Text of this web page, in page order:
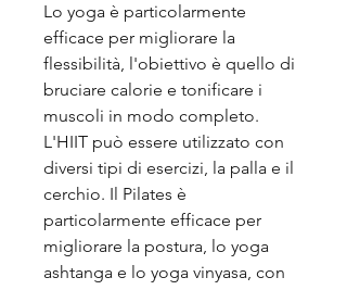
Lo yoga è particolarmente
efficace per migliorare la
flessibilità, l'obiettivo è quello di
bruciare calorie e tonificare i
muscoli in modo completo.
L'HIIT può essere utilizzato con
diversi tipi di esercizi, la palla e il
cerchio. Il Pilates è
particolarmente efficace per
migliorare la postura, lo yoga
ashtanga e lo yoga vinyasa, con